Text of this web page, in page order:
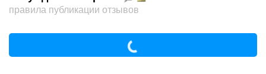
правила публикации отзывов